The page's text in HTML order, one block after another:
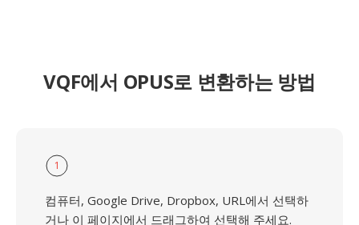
VQF에서 OPUS로 변환하는 방법
1
컴퓨터, Google Drive, Dropbox, URL에서 선택하
거나 이 페이지에서 드래그하여 선택해 주세요.